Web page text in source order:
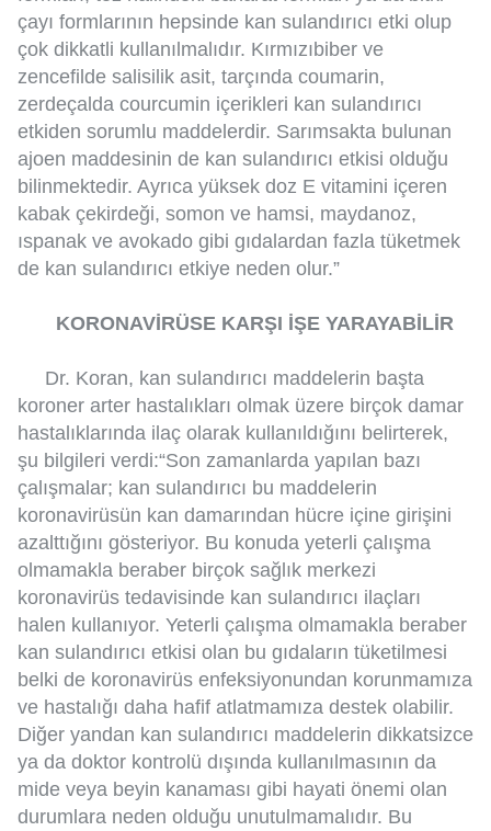
çayı formlarının hepsinde kan sulandırıcı etki olup
çok dikkatli kullanılmalıdır. Kırmızıbiber ve
zencefilde salisilik asit, tarçında coumarin,
zerdeçalda courcumin içerikleri kan sulandırıcı
etkiden sorumlu maddelerdir. Sarımsakta bulunan
ajoen maddesinin de kan sulandırıcı etkisi olduğu
bilinmektedir. Ayrıca yüksek doz E vitamini içeren
kabak çekirdeği, somon ve hamsi, maydanoz,
ıspanak ve avokado gibi gıdalardan fazla tüketmek
de kan sulandırıcı etkiye neden olur.”
KORONAVİRÜSE KARŞI İŞE YARAYABİLİR
Dr. Koran, kan sulandırıcı maddelerin başta
koroner arter hastalıkları olmak üzere birçok damar
hastalıklarında ilaç olarak kullanıldığını belirterek,
şu bilgileri verdi:“Son zamanlarda yapılan bazı
çalışmalar; kan sulandırıcı bu maddelerin
koronavirüsün kan damarından hücre içine girişini
azalttığını gösteriyor. Bu konuda yeterli çalışma
olmamakla beraber birçok sağlık merkezi
koronavirüs tedavisinde kan sulandırıcı ilaçları
halen kullanıyor. Yeterli çalışma olmamakla beraber
kan sulandırıcı etkisi olan bu gıdaların tüketilmesi
belki de koronavirüs enfeksiyonundan korunmamıza
ve hastalığı daha hafif atlatmamıza destek olabilir.
Diğer yandan kan sulandırıcı maddelerin dikkatsizce
ya da doktor kontrolü dışında kullanılmasının da
mide veya beyin kanaması gibi hayati önemi olan
durumlara neden olduğu unutulmamalıdır. Bu